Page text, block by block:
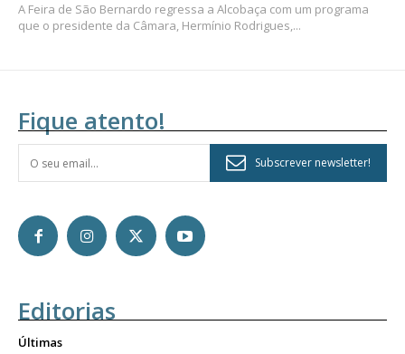
A Feira de São Bernardo regressa a Alcobaça com um programa
que o presidente da Câmara, Hermínio Rodrigues,...
Fique atento!
Subscrever newsletter!
Editorias
Últimas